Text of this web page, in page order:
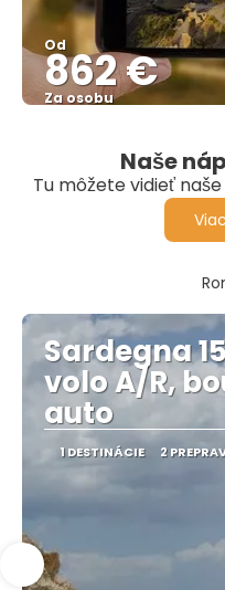
Od
862 €
Za osobu
Naše
Tu môžete vidieť
Sardegna
volo A/R,
auto
1 DESTINÁCIE 2